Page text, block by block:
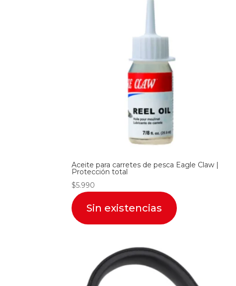
Aceite para carretes de pesca Eagle Claw |
Protección total
$5.990
Sin existencias